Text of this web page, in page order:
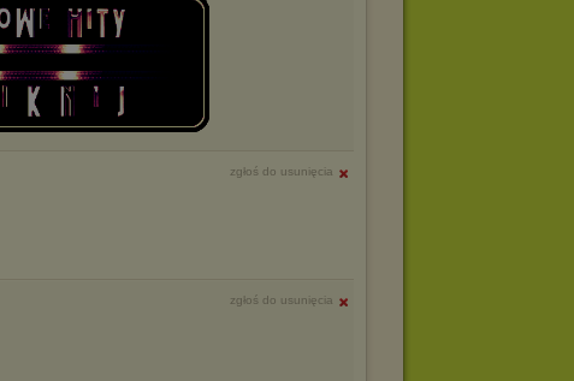
zgłoś do usunięcia
zgłoś do usunięcia